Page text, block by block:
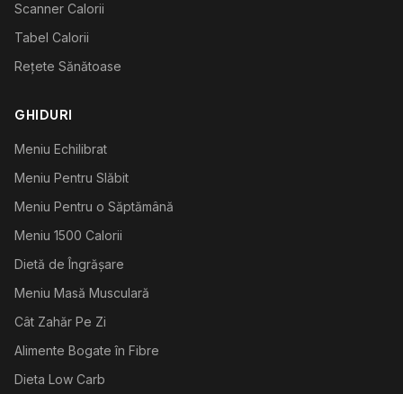
Scanner Calorii
Tabel Calorii
Rețete Sănătoase
GHIDURI
Meniu Echilibrat
Meniu Pentru Slăbit
Meniu Pentru o Săptămână
Meniu 1500 Calorii
Dietă de Îngrășare
Meniu Masă Musculară
Cât Zahăr Pe Zi
Alimente Bogate în Fibre
Dieta Low Carb